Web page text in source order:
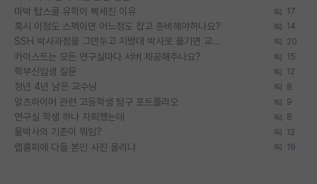
미박 탑스쿨 유학이 빡세진 이유 17
혹시 이정도 스펙이면 어느정도 잡고 준비해야하나요? 14
SSH 박사과정을 그만두고 지방대 박사로 옮기면 교수의 꿈은 끝일까요? 20
카이스트는 모든 연구실마다 서버 제공해주나요? 15
학부신입생 질문 12
정년 4년 남은 교수님 8
알츠하이머 관련 고등학생 탐구 포트폴리오 9
연구실 학생 하나 자퇴했는데 8
물박사의 기준이 뭐임? 12
랩홈피에 다들 본인 사진 올리냐 19